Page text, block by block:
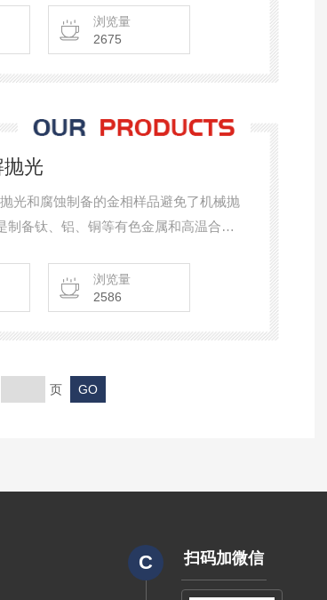
和传递功率均大于国内同类产品，能
浏览量
2675
光
光和腐蚀制备的金相样品避免了机械抛
备钛、铝、铜等有色金属和高温合金
样的制备。
浏览量
2586
页
C 扫码加微信